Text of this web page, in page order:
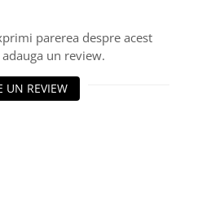
parerea despre acest
un review.
UN REVIEW